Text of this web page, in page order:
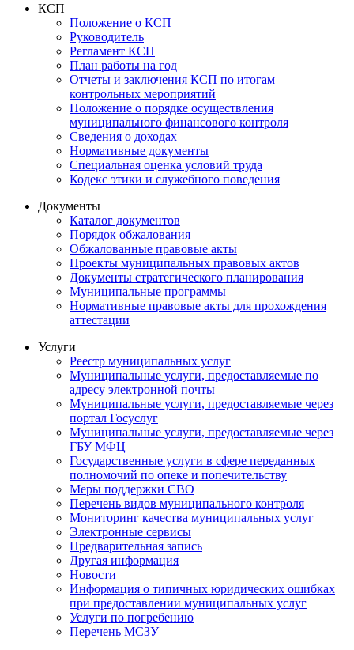
КСП
Положение о КСП
Руководитель
Регламент КСП
План работы на год
Отчеты и заключения КСП по итогам
контрольных мероприятий
Положение о порядке осуществления
муниципального финансового контроля
Сведения о доходах
Нормативные документы
Специальная оценка условий труда
Кодекс этики и служебного поведения
Документы
Каталог документов
Порядок обжалования
Обжалованные правовые акты
Проекты муниципальных правовых актов
Документы стратегического планирования
Муниципальные программы
Нормативные правовые акты для прохождения
аттестации
Услуги
Реестр муниципальных услуг
Муниципальные услуги, предоставляемые по
адресу электронной почты
Муниципальные услуги, предоставляемые через
портал Госуслуг
Муниципальные услуги, предоставляемые через
ГБУ МФЦ
Государственные услуги в сфере переданных
полномочий по опеке и попечительству
Меры поддержки СВО
Перечень видов муниципального контроля
Мониторинг качества муниципальных услуг
Электронные сервисы
Предварительная запись
Другая информация
Новости
Информация о типичных юридических ошибках
при предоставлении муниципальных услуг
Услуги по погребению
Перечень МСЗУ